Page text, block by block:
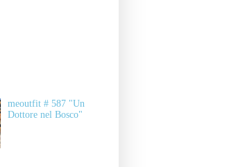
meoutfit # 587 "Un
Dottore nel Bosco"